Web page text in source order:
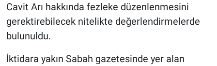
Cavit Arı hakkında fezleke düzenlenmesini
gerektirebilecek nitelikte değerlendirmelerde
bulunuldu.
İktidara yakın Sabah gazetesinde yer alan